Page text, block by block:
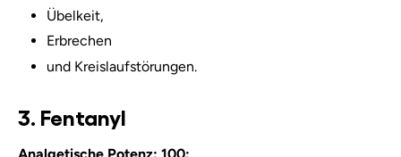
Übelkeit,
Erbrechen
und Kreislaufstörungen.
3. Fentanyl